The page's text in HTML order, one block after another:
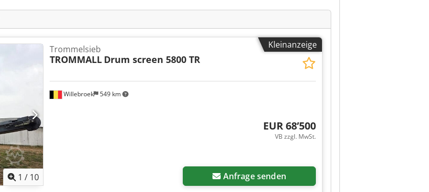
Kleinanzeige
1 / 10
Willebroek 549 km
Trommelsieb
TROMMALL Drum screen 5800 TR
EUR 68’500
VB zzgl. MwSt.
Anfrage senden